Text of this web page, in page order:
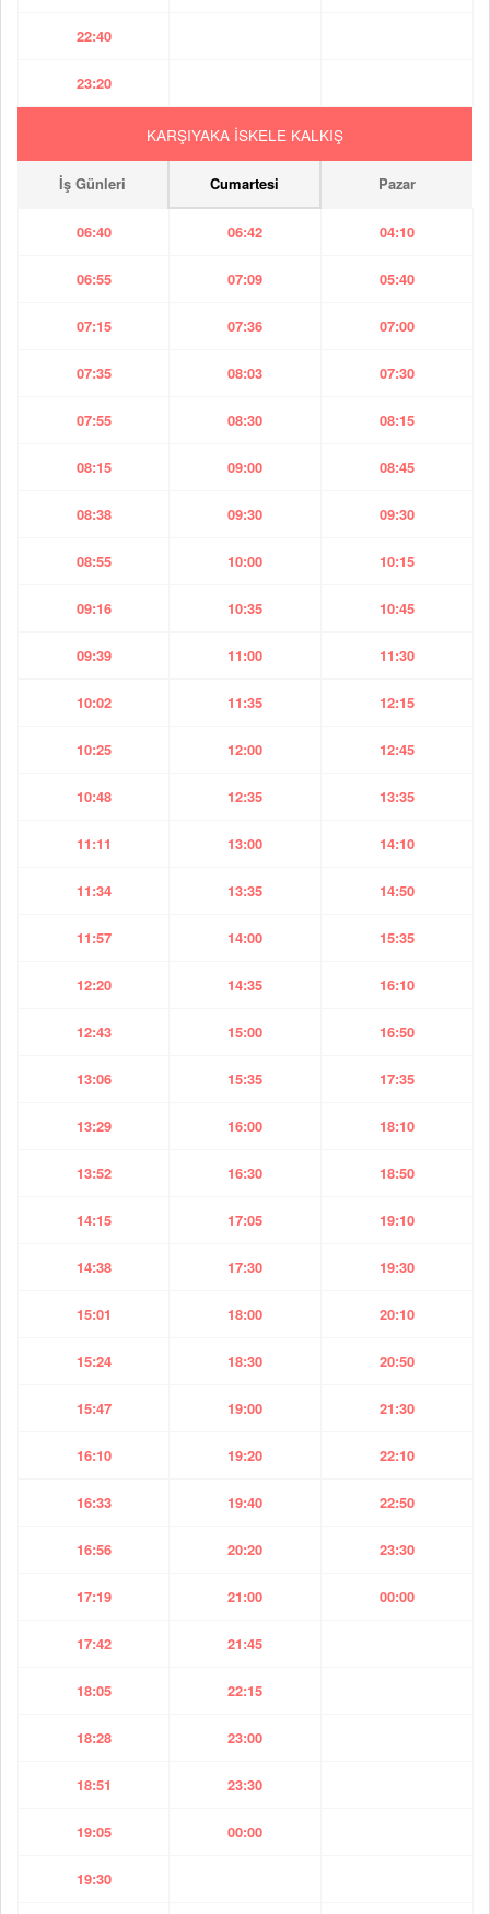
22:40
23:20
KARŞIYAKA İSKELE KALKIŞ
İş Günleri Cumartesi Pazar
06:40 06:42 04:10
06:55 07:09 05:40
07:15 07:36 07:00
07:35 08:03 07:30
07:55 08:30 08:15
08:15 09:00 08:45
08:38 09:30 09:30
08:55 10:00 10:15
09:16 10:35 10:45
09:39 11:00 11:30
10:02 11:35 12:15
10:25 12:00 12:45
10:48 12:35 13:35
11:11 13:00 14:10
11:34 13:35 14:50
11:57 14:00 15:35
12:20 14:35 16:10
12:43 15:00 16:50
13:06 15:35 17:35
13:29 16:00 18:10
13:52 16:30 18:50
14:15 17:05 19:10
14:38 17:30 19:30
15:01 18:00 20:10
15:24 18:30 20:50
15:47 19:00 21:30
16:10 19:20 22:10
16:33 19:40 22:50
16:56 20:20 23:30
17:19 21:00 00:00
17:42 21:45
18:05 22:15
18:28 23:00
18:51 23:30
19:05 00:00
19:30